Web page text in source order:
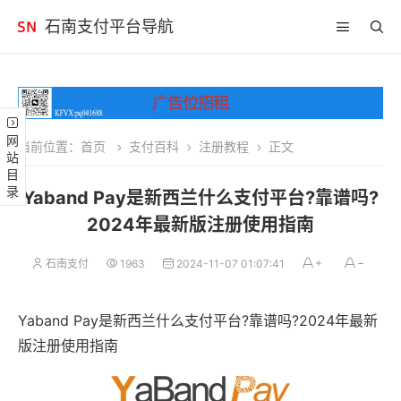
石南支付平台导航
网站目录 当前位置： 首页 支付百科 注册教程 正文
Yaband Pay是新西兰什么支付平台?靠谱吗?
2024年最新版注册使用指南
石南支付 1963 2024-11-07 01:07:41
Yaband Pay是新西兰什么支付平台?靠谱吗?2024年最新
版注册使用指南